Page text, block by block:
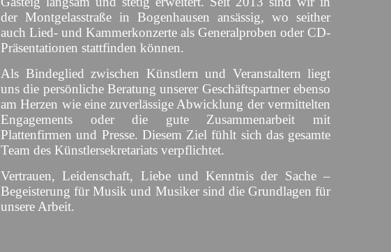
der Montgelasstraße in Bogenhausen ansässig, wo seither
auch Lied- und Kammerkonzerte als Generalproben oder CD-
Präsentationen stattfinden können.
Als Bindeglied zwischen Künstlern und Veranstaltern liegt
uns die persönliche Beratung unserer Geschäftspartner ebenso
am Herzen wie eine zuverlässige Abwicklung der vermittelten
Engagements oder die gute Zusammenarbeit mit
Plattenfirmen und Presse. Diesem Ziel fühlt sich das gesamte
Team des Künstlersekretariats verpflichtet.
Vertrauen, Leidenschaft, Liebe und Kenntnis der Sache –
Begeisterung für Musik und Musiker sind die Grundlagen für
unsere Arbeit.